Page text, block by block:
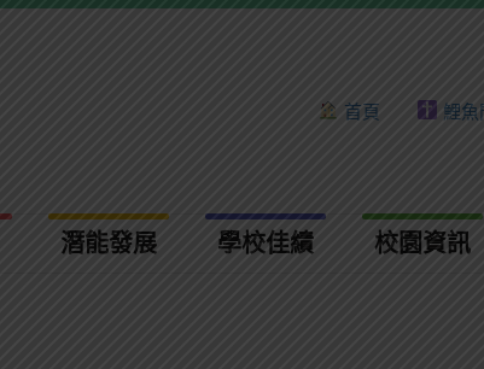
首頁 鯉魚
潛能發展 學校佳績 校園資訊